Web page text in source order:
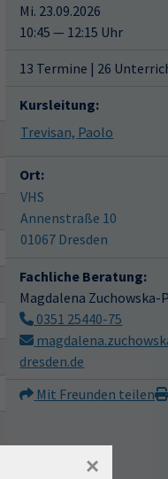
Mi. 23.09.2026
10:45 — 12:15 Uhr
13 Termine | 26
Kursleitung:
Trevisan, Paolo
Ort:
VHS
Annenstraße 10
01067 Dresden
Fachliche Beratung:
Magdalena Zuchowska-
0351 25440-75
dresden.de
Mit Freunden teilen
×